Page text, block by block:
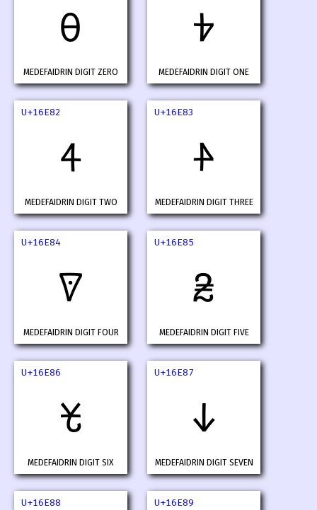
𖺀
MEDEFAIDRIN DIGIT ZERO
𖺁
MEDEFAIDRIN DIGIT ONE
U+16E82
𖺂
MEDEFAIDRIN DIGIT TWO
U+16E83
𖺃
MEDEFAIDRIN DIGIT THREE
U+16E84
𖺄
MEDEFAIDRIN DIGIT FOUR
U+16E85
𖺅
MEDEFAIDRIN DIGIT FIVE
U+16E86
𖺆
MEDEFAIDRIN DIGIT SIX
U+16E87
𖺇
MEDEFAIDRIN DIGIT SEVEN
U+16E88 U+16E89